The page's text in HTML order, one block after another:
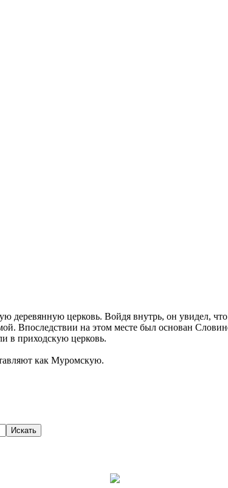
церковь. Войдя внутрь, он увидел, что
Впоследствии на этом месте был основан
в приходскую церковь.
как Муромскую.